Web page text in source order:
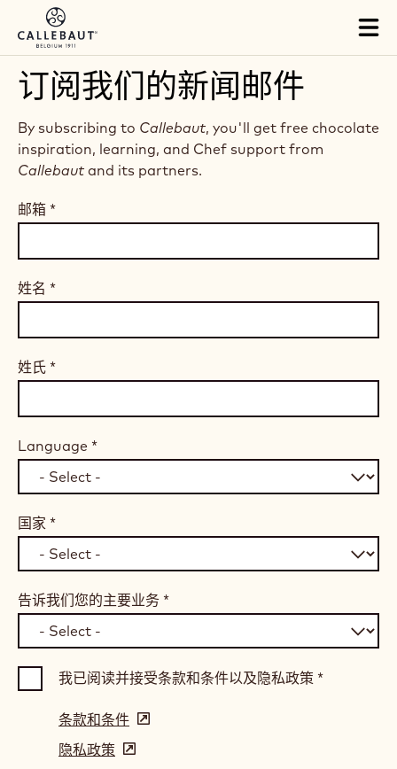
Skip to main content
订阅我们的新闻邮件
By subscribing to Callebaut, you'll get free chocolate
inspiration, learning, and Chef support from
Callebaut and its partners.
邮箱 *
姓名 *
姓氏 *
Language *
国家 *
告诉我们您的主要业务 *
我已阅读并接受条款和条件以及隐私政策 *
条款和条件 (opens
in
隐私政策 (opens